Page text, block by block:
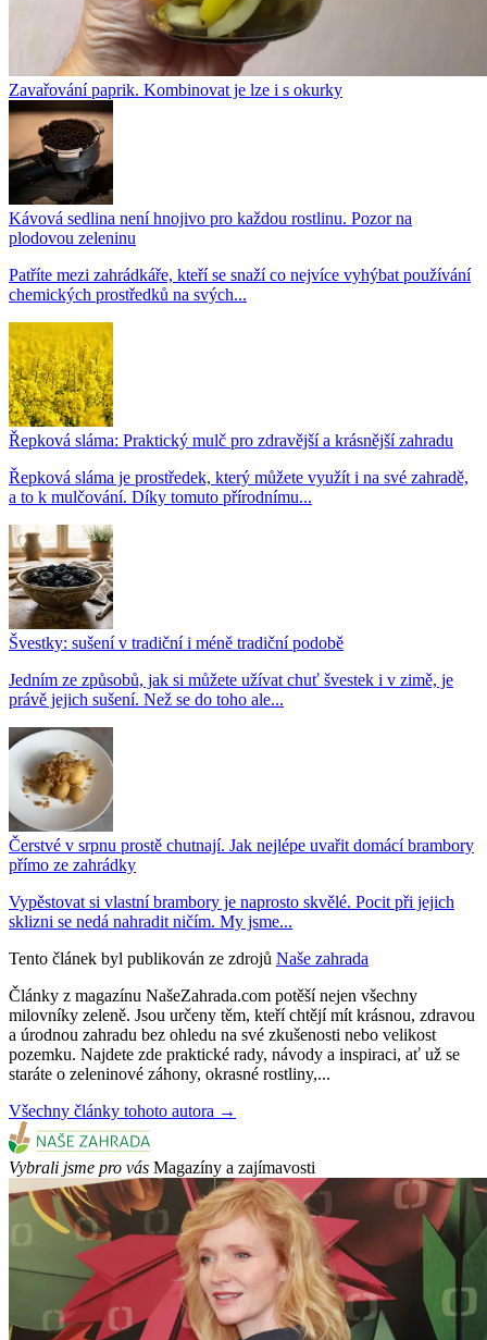
Zavařování paprik. Kombinovat je lze i s okurky
Kávová sedlina není hnojivo pro každou rostlinu. Pozor na
plodovou zeleninu
Patříte mezi zahrádkáře, kteří se snaží co nejvíce vyhýbat používání
chemických prostředků na svých...
Řepková sláma: Praktický mulč pro zdravější a krásnější zahradu
Řepková sláma je prostředek, který můžete využít i na své zahradě,
a to k mulčování. Díky tomuto přírodnímu...
Švestky: sušení v tradiční i méně tradiční podobě
Jedním ze způsobů, jak si můžete užívat chuť švestek i v zimě, je
právě jejich sušení. Než se do toho ale...
Čerstvé v srpnu prostě chutnají. Jak nejlépe uvařit domácí brambory
přímo ze zahrádky
Vypěstovat si vlastní brambory je naprosto skvělé. Pocit při jejich
sklizni se nedá nahradit ničím. My jsme...
Tento článek byl publikován ze zdrojů Naše zahrada
Články z magazínu NašeZahrada.com potěší nejen všechny
milovníky zeleně. Jsou určeny těm, kteří chtějí mít krásnou, zdravou
a úrodnou zahradu bez ohledu na své zkušenosti nebo velikost
pozemku. Najdete zde praktické rady, návody a inspiraci, ať už se
staráte o zeleninové záhony, okrasné rostliny,...
Všechny články tohoto autora →
Vybrali jsme pro vás Magazíny a zajímavosti